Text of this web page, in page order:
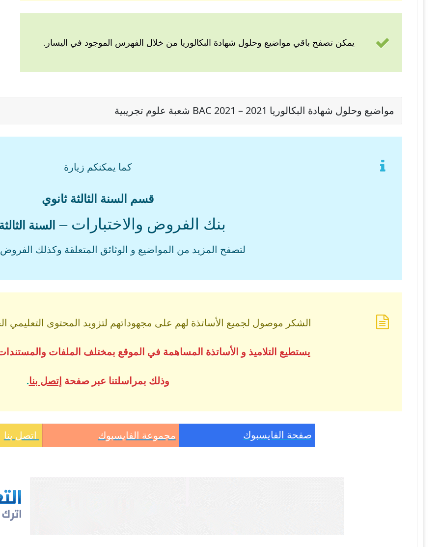
يمكن تصفح باقي مواضيع وحلول شهادة البكالوريا من خلال الفهرس الموجود في اليسار.
مواضيع وحلول شهادة البكالوريا 2021 – BAC 2021 شعبة علوم تجريبية
كما يمكنكم زيارة
قسم السنة الثالثة ثانوي
بنك الفروض والاختبارات – السنة
لتصفح المزيد من المواضيع و الوثائق المتعلقة وكذلك الفروض
الشكر موصول لجميع الأساتذة لهم على مجهوداتهم لتزويد المحتوى التعليمي
يستطيع التلاميذ و الأساتذة المساهمة في الموقع بمختلف الملفات
وذلك بمراسلتنا عبر صفحة إتصل بنا.
صفحة الفايسبوك مجموعة الفايسبوك اتصل بنا